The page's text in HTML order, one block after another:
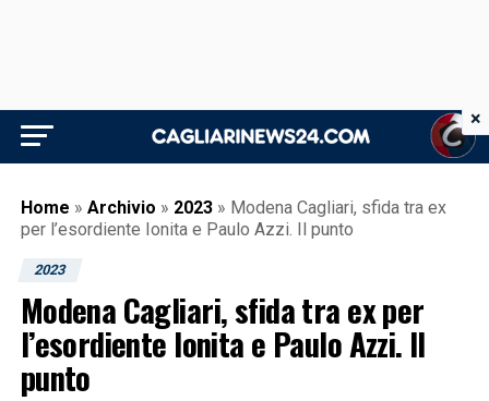
Home » Archivio » 2023 » Modena Cagliari, sfida tra ex
per l’esordiente Ionita e Paulo Azzi. Il punto
2023
Modena Cagliari, sfida tra ex per
l’esordiente Ionita e Paulo Azzi. Il
punto
×